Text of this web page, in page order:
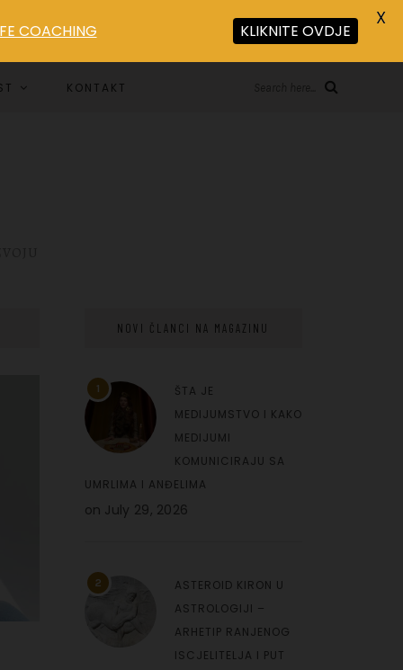
KONTAKT
NOVI ČLANCI NA MAGAZINU
1
ŠTA JE
MEDIJUMSTVO I KAKO
MEDIJUMI
KOMUNICIRAJU SA
UMRLIMA I ANĐELIMA
on July 29, 2026
2
ASTEROID KIRON U
ASTROLOGIJI –
ARHETIP RANJENOG
ISCJELITELJA I PUT
COACHING KLIKNITE OVDJE
X